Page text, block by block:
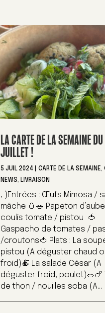
LA CARTE DE LA SEMAINE
JUILLET !
5 JUIL 2024 |CARTE DE LA SEMAINE,
NEWS, LIVRAISON
, )Entrées : Œufs Mimosa /
mâche 🥚🥗 Papeton
coulis tomate / pistou 🍅
Gaspacho de tomates /
/croutons🍅 Plats : La
pistou (A déguster chaud
froid)🍝 La salade César (A
déguster froid, poulet)🥗🍗
de thon / nouilles soba (A...